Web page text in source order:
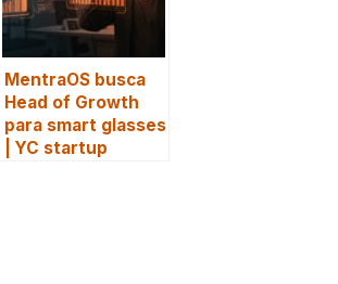
MentraOS busca
Head of Growth
para smart glasses
| YC startup